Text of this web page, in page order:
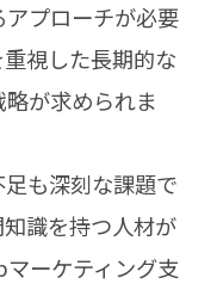
プローチが必要
視した長期的な
が求められま
も深刻な課題で
識を持つ人材が
ーケティング支